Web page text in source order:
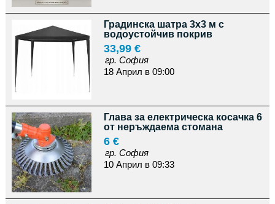
Градинска шатра 3x3 м с
водоустойчив покрив
33,99 €
гр. София
18 Април в 09:00
Глава за електрическа косачка 6
от неръждаема стомана
6 €
гр. София
10 Април в 09:33